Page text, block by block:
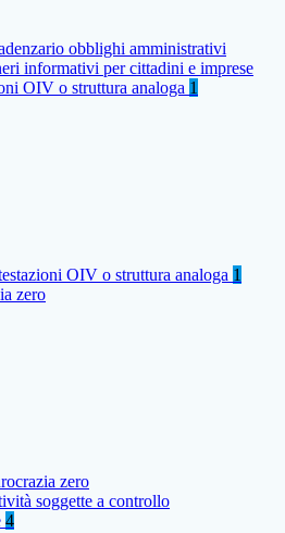
obblighi amministrativi
informativi per cittadini e imprese
OIV o struttura analoga 1
OIV o struttura analoga 1
zero
zero
soggette a controllo
4